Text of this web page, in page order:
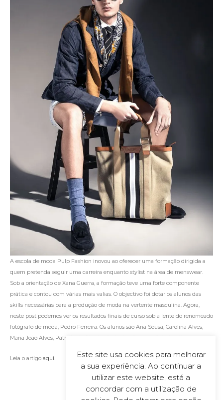
A escola de moda Pulp Fashion inovou ao oferecer uma formação dirigida a
quem pretenda seguir uma carreira enquanto stylist na área de menswear.
Sob a orientação de Xana Guerra, a formação teve uma forte componente
prática e contou com várias mais valias. O objectivo foi dotar os alunos das
skills necessárias para a produção de moda na vertente masculina. Agora,
neste post podemos ver os resultados finais de curso sob a lente do renomeado
fotógrafo de moda, Pedro Ferreira. Os alunos são Ana Sousa, Carolina Alves,
Maria João Alves, Patrícia de Oliveira, Jacineide Santos e João Martins.
Leia o artigo aqui.
Este site usa cookies para melhorar
a sua experiência. Ao continuar a
utilizar este website, está a
concordar com a utilização de